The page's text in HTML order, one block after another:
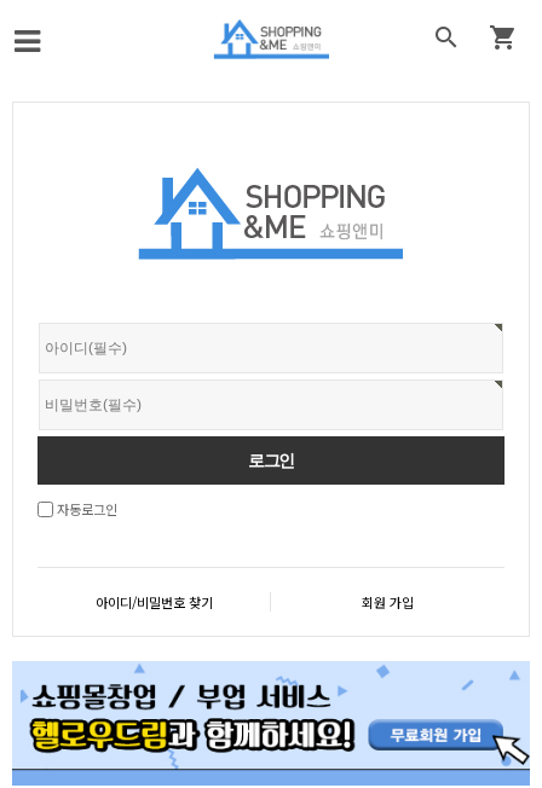
 
자동로그인
아이디/비밀번호 찾기 회원 가입